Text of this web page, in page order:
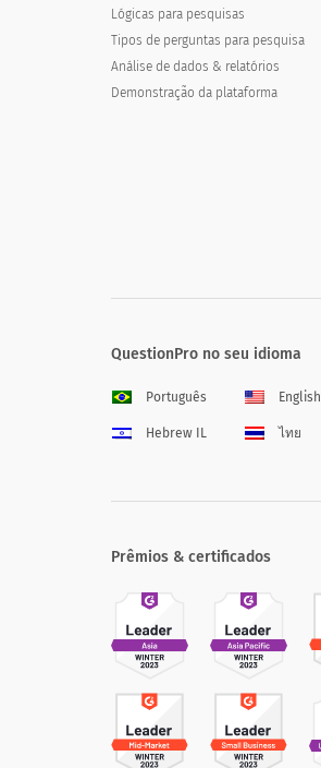
Lógicas para pesquisas
Tipos de perguntas para pesquisa
Análise de dados & relatórios
Demonstração da plataforma
QuestionPro no seu idioma
Português English
Hebrew IL ไทย
Prêmios & certificados